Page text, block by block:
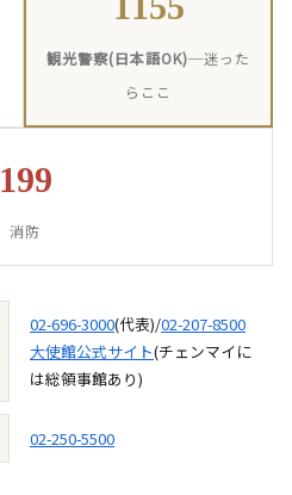
観光警察(日本語OK)─迷った
らここ
199
消防
02-696-3000(代表)/02-207-8500
大使館公式サイト(チェンマイに
は総領事館あり)
02-250-5500